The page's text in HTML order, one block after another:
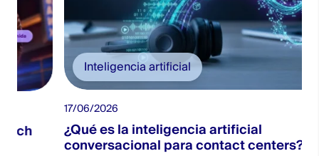
Inteligencia artificial
17/06/2026
¿Qué es la inteligencia artificial
conversacional para contact centers?